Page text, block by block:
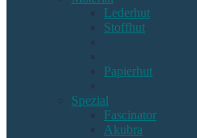
Lederhut
Stoffhut
Papierhut
Spezial
Fascinator
Akubra